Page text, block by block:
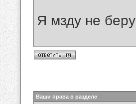
Я мзду не беру
Ваши права в разделе